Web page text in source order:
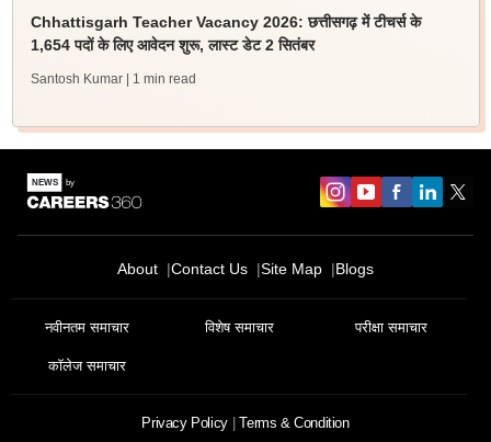
Chhattisgarh Teacher Vacancy 2026: छत्तीसगढ़ में टीचर्स के
1,654 पदों के लिए आवेदन शुरू, लास्ट डेट 2 सितंबर
Santosh Kumar | 1 min read
About Contact Us Site Map Blogs
नवीनतम समाचार विशेष समाचार परीक्षा समाचार
कॉलेज समाचार
Privacy Policy Terms & Condition